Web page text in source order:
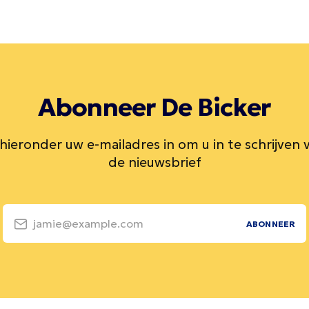
Abonneer De Bicker
uw e-mailadres in om u in te schrijven
de nieuwsbrief
jamie@example.com ABONNEER